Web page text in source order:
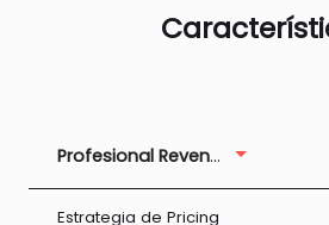
Profesional Revenue
Estrategia de Pricing